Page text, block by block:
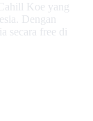
Koe yang
Dengan
secara free di